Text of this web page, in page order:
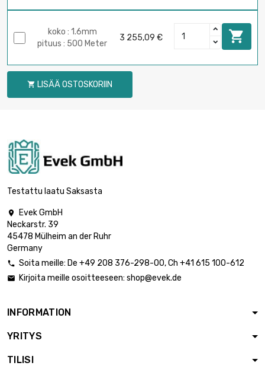
koko : 1.6mm
pituus : 500 Meter
3 255,09 € 
 LISÄÄ OSTOSKORIIN
Testattu laatu Saksasta

Evek GmbH
Neckarstr. 39
45478 Mülheim an der Ruhr
Germany
 Soita meille: De +49 208 376-298-00, Ch +41 615 100-612
 Kirjoita meille osoitteeseen: shop@evek.de
INFORMATION
YRITYS
TILISI